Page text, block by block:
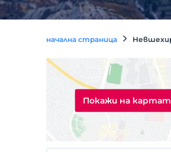
начална страница
Покажи на